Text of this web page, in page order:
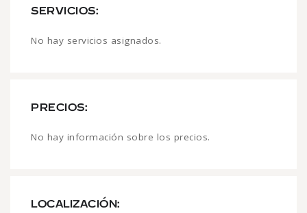
SERVICIOS:
No hay servicios asignados.
PRECIOS:
No hay información sobre los precios.
LOCALIZACIÓN: